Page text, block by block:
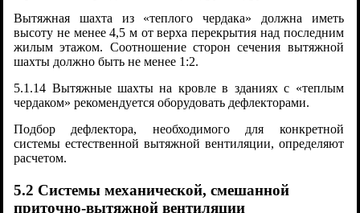
Вытяжная шахта из «теплого чердака» должна иметь
высоту не менее 4,5 м от верха перекрытия над последним
жилым этажом. Соотношение сторон сечения вытяжной
шахты должно быть не менее 1:2.
5.1.14 Вытяжные шахты на кровле в зданиях с «теплым
чердаком» рекомендуется оборудовать дефлекторами.
Подбор дефлектора, необходимого для конкретной
системы естественной вытяжной вентиляции, определяют
расчетом.
5.2 Системы механической, смешанной
приточно-вытяжной вентиляции